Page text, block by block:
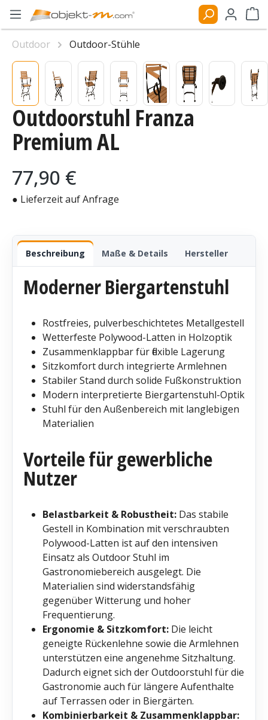
Zum Hauptinhalt springen
Outdoorstuhl Franza
Premium AL
Regulärer Preis:
77,90 €
● Lieferzeit auf Anfrage
Beschreibung Maße & Details Hersteller
Moderner Biergartenstuhl
Rostfreies, pulverbeschichtetes Metallgestell
Wetterfeste Polywood-Latten in Holzoptik
Zusammenklappbar für flexible Lagerung
Sitzkomfort durch integrierte Armlehnen
Stabiler Stand durch solide Fußkonstruktion
Modern interpretierte Biergartenstuhl-Optik
Stuhl für den Außenbereich mit langlebigen
Materialien
Vorteile für gewerbliche
Nutzer
Belastbarkeit & Robustheit: Das stabile
Gestell in Kombination mit verschraubten
Polywood-Latten ist auf den intensiven
Einsatz als Outdoor Stuhl im
Gastronomiebereich ausgelegt. Die
Materialien sind widerstandsfähig
gegenüber Witterung und hoher
Frequentierung.
Ergonomie & Sitzkomfort: Die leicht
geneigte Rückenlehne sowie die Armlehnen
unterstützen eine angenehme Sitzhaltung.
Dadurch eignet sich der Outdoorstuhl für die
Gastronomie auch für längere Aufenthalte
auf Terrassen oder in Biergärten.
Kombinierbarkeit & Zusammenklappbar:
Outdoor
Outdoor-Stühle
Bildergalerie überspringen